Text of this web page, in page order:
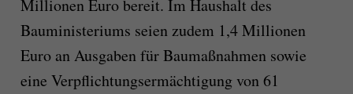
Millionen Euro bereit. Im Haushalt des
Bauministeriums seien zudem 1,4 Millionen
Euro an Ausgaben für Baumaßnahmen sowie
eine Verpflichtungsermächtigung von 61